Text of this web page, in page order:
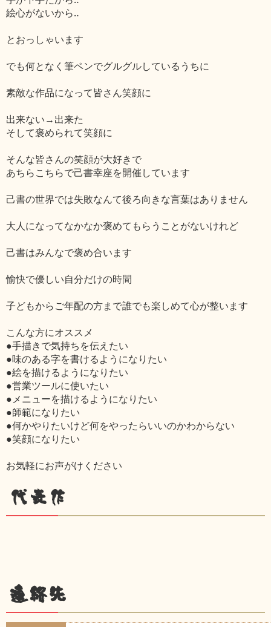
絵心がないから‥
とおっしゃいます
でも何となく筆ペンでグルグルしているうちに
素敵な作品になって皆さん笑顔に
出来ない→出来た
そして褒められて笑顔に
そんな皆さんの笑顔が大好きで
あちらこちらで己書幸座を開催しています
己書の世界では失敗なんて後ろ向きな言葉はありません
大人になってなかなか褒めてもらうことがないけれど
己書はみんなで褒め合います
愉快で優しい自分だけの時間
子どもからご年配の方まで誰でも楽しめて心が整います
こんな方にオススメ
●手描きで気持ちを伝えたい
●味のある字を書けるようになりたい
●絵を描けるようになりたい
●営業ツールに使いたい
●メニューを描けるようになりたい
●師範になりたい
●何かやりたいけど何をやったらいいのかわからない
●笑顔になりたい
お気軽にお声がけください
代表作
連絡先